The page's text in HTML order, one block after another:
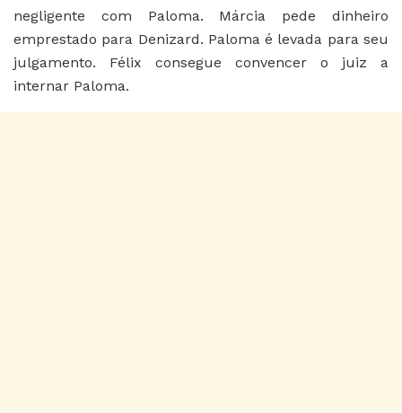
negligente com Paloma. Márcia pede dinheiro
emprestado para Denizard. Paloma é levada para seu
julgamento. Félix consegue convencer o juiz a
internar Paloma.